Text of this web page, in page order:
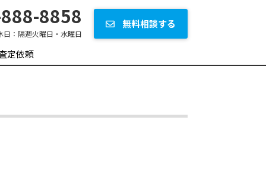
8858
日： 隔週火曜日・水曜日
無料相談する
定依頼